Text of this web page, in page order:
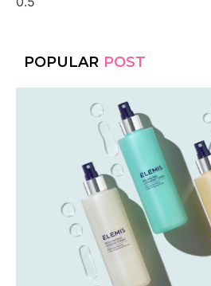
POPULAR POST